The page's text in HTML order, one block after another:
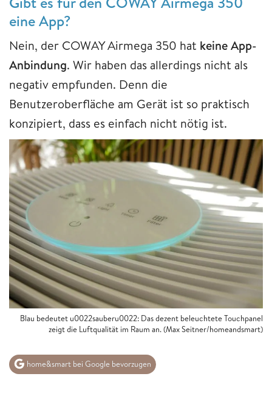
eine App?
Nein, der COWAY Airmega 350 hat keine App-
Anbindung. Wir haben das allerdings nicht als
negativ empfunden. Denn die
Benutzeroberfläche am Gerät ist so praktisch
konzipiert, dass es einfach nicht nötig ist.
Blau bedeutet u0022sauberu0022: Das dezent beleuchtete Touchpanel
zeigt die Luftqualität im Raum an. (Max Seitner/homeandsmart)
home&smart bei Google bevorzugen